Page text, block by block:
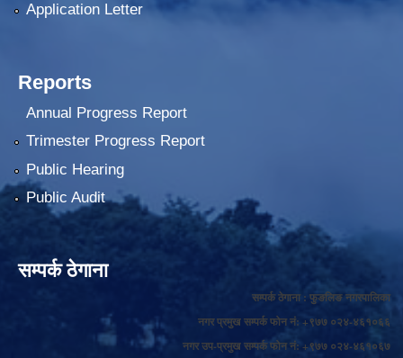
Application Letter
Reports
Annual Progress Report
Trimester Progress Report
Public Hearing
Public Audit
सम्पर्क ठेगाना
सम्पर्क ठेगाना : फुङलिङ नगरपालिका
नगर प्रमुख सम्पर्क फोन नं: +९७७ ०२४-४६१०६६
नगर उप-प्रमुख सम्पर्क फोन नं: +९७७ ०२४-४६१०६७